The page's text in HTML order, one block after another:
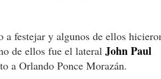
a festejar y algunos de ellos
de ellos fue el lateral John Paul
a Orlando Ponce Morazán.